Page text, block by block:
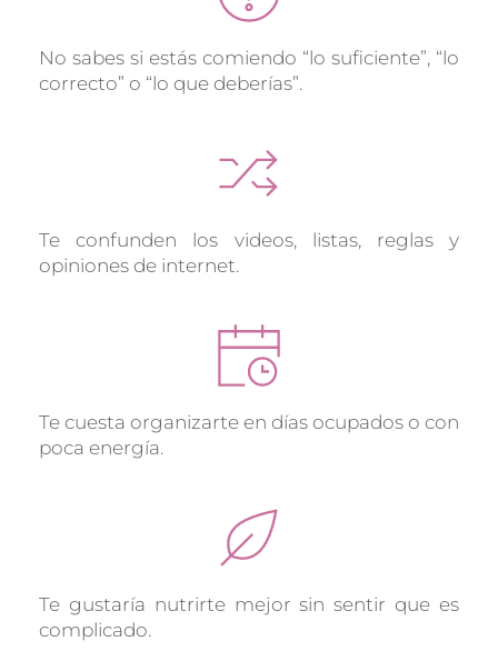
No sabes si estás comiendo “lo suficiente”, “lo
correcto” o “lo que deberías”.
Te confunden los videos, listas, reglas y
opiniones de internet.
Te cuesta organizarte en días ocupados o con
poca energía.
Te gustaría nutrirte mejor sin sentir que es
complicado.